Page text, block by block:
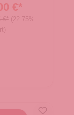
€*
€* (22.75%